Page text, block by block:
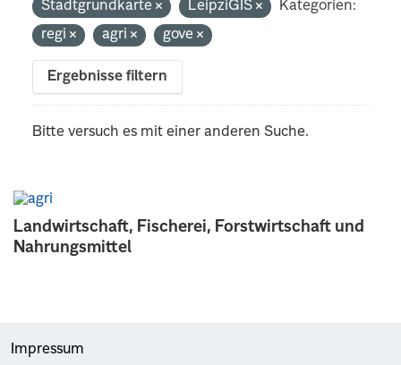
Landwirtschaft, Fischerei, Forstwirtschaft und
Nahrungsmittel
Stadtgrundkarte
LeipziGIS
Kategorien:
regi
agri gove
Ergebnisse filtern
Bitte versuch es mit einer anderen Suche.
Impressum